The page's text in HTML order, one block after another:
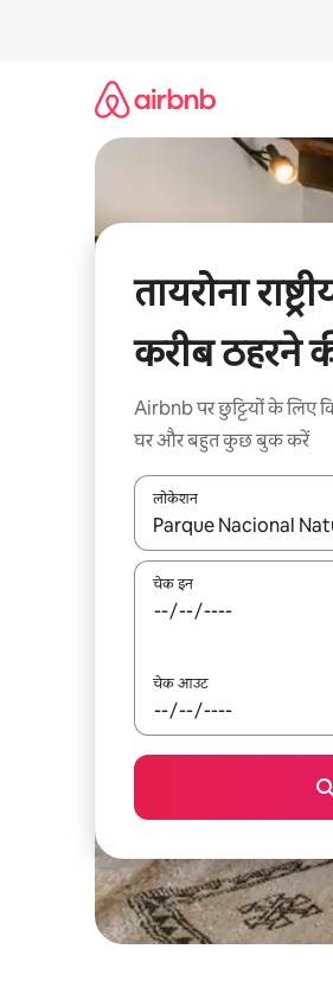
तायरोना
करीब ठहरने
Airbnb पर छुट्टियों के लिए
घर और बहुत कुछ बुक करें
लोकेशन
नतीजों के उपलब्ध होने पर,
चेक इन
चेक आउट